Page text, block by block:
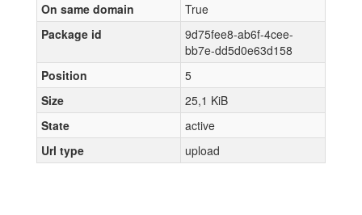
On same domain
True
Package id
9d75fee8-ab6f-4cee-
bb7e-dd5d0e63d158
Position
5
Size
25,1 KiB
State
active
Url type
upload